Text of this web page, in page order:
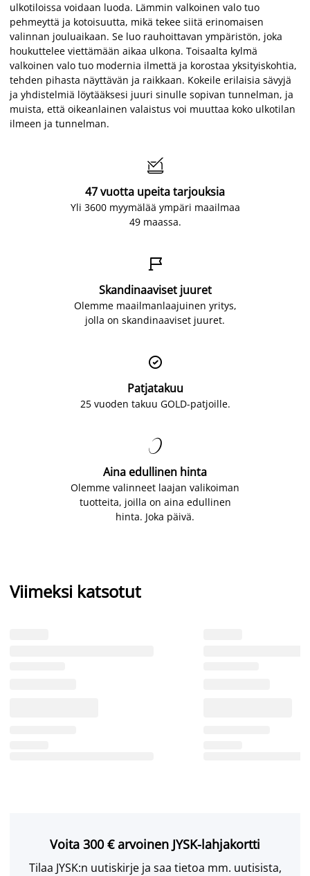
ulkotiloissa voidaan luoda. Lämmin valkoinen valo tuo
pehmeyttä ja kotoisuutta, mikä tekee siitä erinomaisen
valinnan jouluaikaan. Se luo rauhoittavan ympäristön, joka
houkuttelee viettämään aikaa ulkona. Toisaalta kylmä
valkoinen valo tuo modernia ilmettä ja korostaa yksityiskohtia,
tehden pihasta näyttävän ja raikkaan. Kokeile erilaisia sävyjä
ja yhdistelmiä löytääksesi juuri sinulle sopivan tunnelman, ja
muista, että oikeanlainen valaistus voi muuttaa koko ulkotilan
ilmeen ja tunnelman.

47 vuotta upeita tarjouksia
Yli 3600 myymälää ympäri maailmaa
49 maassa.

Skandinaaviset juuret
Olemme maailmanlaajuinen yritys,
jolla on skandinaaviset juuret.

Patjatakuu
25 vuoden takuu GOLD-patjoille.

Aina edullinen hinta
Olemme valinneet laajan valikoiman
tuotteita, joilla on aina edullinen
hinta. Joka päivä.
Viimeksi katsotut
Voita 300 € arvoinen JYSK-lahjakortti
Tilaa JYSK:n uutiskirje ja saa tietoa mm. uutisista,